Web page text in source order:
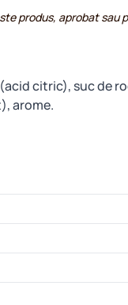
produs, aprobat sau
citric), suc de
arome.